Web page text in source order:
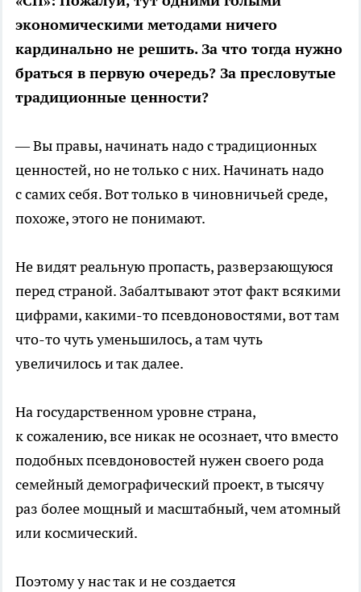
экономическими методами ничего
кардинально не решить. За что тогда нужно
браться в первую очередь? За пресловутые
традиционные ценности?
— Вы правы, начинать надо с традиционных
ценностей, но не только с них. Начинать надо
с самих себя. Вот только в чиновничьей среде,
похоже, этого не понимают.
Не видят реальную пропасть, разверзающуюся
перед страной. Забалтывают этот факт всякими
цифрами, какими-то псевдоновостями, вот там
что-то чуть уменьшилось, а там чуть
увеличилось и так далее.
На государственном уровне страна,
к сожалению, все никак не осознает, что вместо
подобных псевдоновостей нужен своего рода
семейный демографический проект, в тысячу
раз более мощный и масштабный, чем атомный
или космический.
Поэтому у нас так и не создается